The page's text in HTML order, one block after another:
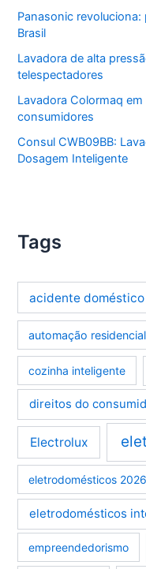
Panasonic
Brasil
Lavadora de alta
telespectadores
Lavadora Colormaq
consumidores
Consul CWB09BB:
Dosagem Inteligente
Tags
acidente doméstico
automação residencial
cozinha inteligente
direitos do
Electrolux
eletrodomésticos 2026
eletrodomésticos
empreendedorismo